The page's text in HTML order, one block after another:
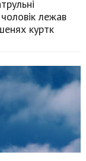
лежав
куртк